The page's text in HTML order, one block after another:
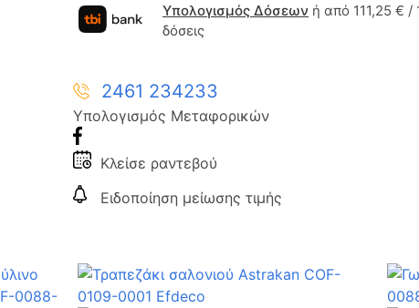
Υπολογισμός Δόσεων ή από 111,25 € /
δόσεις
2461 234233
Υπολογισμός Μεταφορικών
Κλείσε ραντεβού
Ειδοποίηση μείωσης τιμής